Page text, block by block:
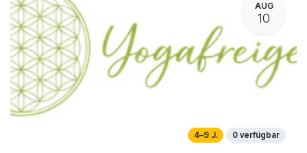
AUG
10
4–9 J. 0 verfügbar